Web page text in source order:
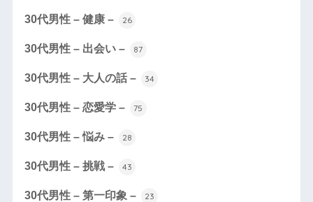
30代男性 – 健康 – 26
30代男性 – 出会い – 87
30代男性 – 大人の話 – 34
30代男性 – 恋愛学 – 75
30代男性 – 悩み – 28
30代男性 – 挑戦 – 43
30代男性 – 第一印象 – 23